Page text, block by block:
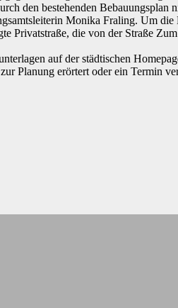
den bestehenden Bebauungsplan
Monika Fraling. Um
Privatstraße, die von der Straße
auf der städtischen
Planung erörtert oder ein Termin